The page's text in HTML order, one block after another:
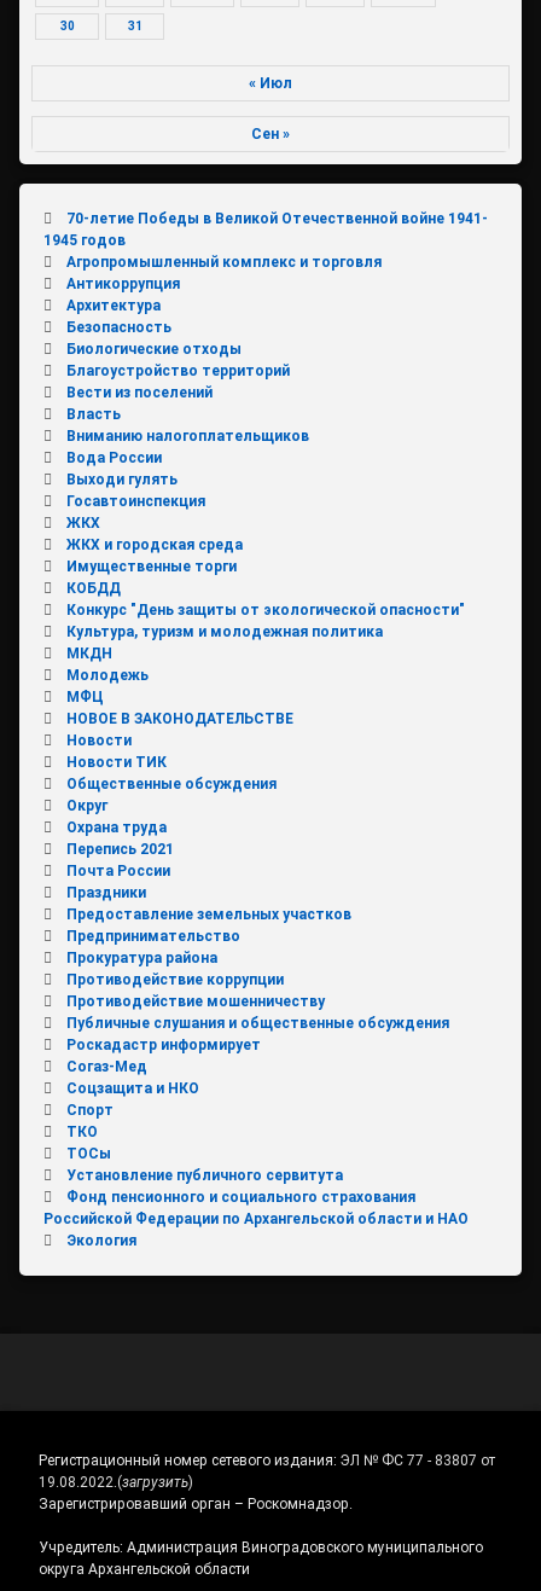
30 31
« Июл
Сен »
70-летие Победы в Великой Отечественной войне 1941-
1945 годов
Агропромышленный комплекс и торговля
Антикоррупция
Архитектура
Безопасность
Биологические отходы
Благоустройство территорий
Вести из поселений
Власть
Вниманию налогоплательщиков
Вода России
Выходи гулять
Госавтоинспекция
ЖКХ
ЖКХ и городская среда
Имущественные торги
КОБДД
Конкурс "День защиты от экологической опасности"
Культура, туризм и молодежная политика
МКДН
Молодежь
МФЦ
НОВОЕ В ЗАКОНОДАТЕЛЬСТВЕ
Новости
Новости ТИК
Общественные обсуждения
Округ
Охрана труда
Перепись 2021
Почта России
Праздники
Предоставление земельных участков
Предпринимательство
Прокуратура района
Противодействие коррупции
Противодействие мошенничеству
Публичные слушания и общественные обсуждения
Роскадастр информирует
Согаз-Мед
Соцзащита и НКО
Спорт
ТКО
ТОСы
Установление публичного сервитута
Фонд пенсионного и социального страхования
Российской Федерации по Архангельской области и НАО
Экология
Регистрационный номер сетевого издания: ЭЛ № ФС 77 - 83807 от
19.08.2022.(загрузить)
Зарегистрировавший орган – Роскомнадзор.
Учредитель: Администрация Виноградовского муниципального
округа Архангельской области